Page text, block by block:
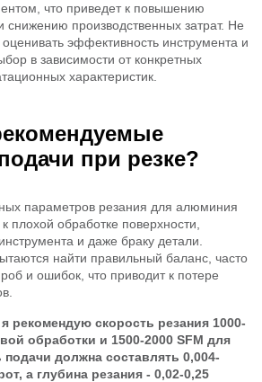
что приведет к повышению
снижению производственных затрат. Не
эффективность инструмента и
в зависимости от конкретных
характеристик.
при резке?
параметров резания для алюминия
плохой обработке поверхности,
и даже браку детали.
найти правильный баланс, часто
и ошибок, что приводит к потере
рекомендую скорость резания 1000-
обработки и 1500-2000 SFM для
должна составлять 0,004-
а глубина резания - 0,02-0,25